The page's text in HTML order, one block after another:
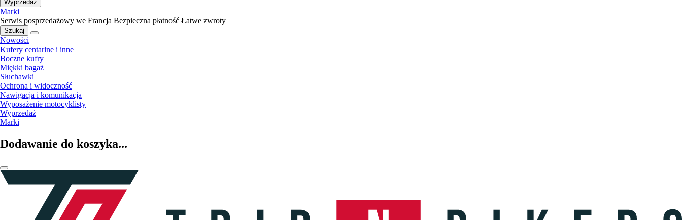
Wyprzedaż
Marki
Serwis posprzedażowy we Francja Bezpieczna płatność Łatwe zwroty
Szukaj
Nowości
Kufery centarlne i inne
Boczne kufry
Miękki bagaż
Słuchawki
Ochrona i widoczność
Nawigacja i komunikacja
Wyposażenie motocyklisty
Wyprzedaż
Marki
Dodawanie do koszyka...